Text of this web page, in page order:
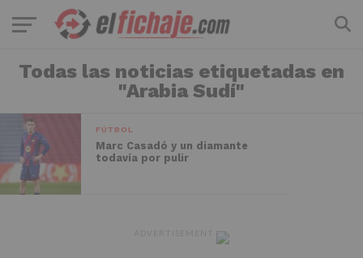
Todas las noticias etiquetadas en
"Arabia Sudí"
FÚTBOL
Marc Casadó y un diamante
todavía por pulir